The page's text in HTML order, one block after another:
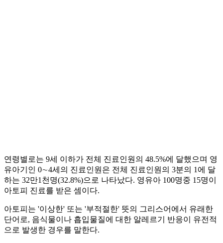
연령별로는 9세 이하가 전체 진료인원의 48.5%에 달했으며 영
유아기인 0∼4세의 진료인원은 전체 진료인원의 3분의 1에 달
하는 32만1천명(32.8%)으로 나타났다. 영유아 100명중 15명이
아토피 진료를 받은 셈이다.
아토피는 '이상한' 또는 '부적절한' 뜻의 그리스어에서 유래한
단어로, 음식물이나 흡입물질에 대한 알레르기 반응이 유전적
으로 발생한 경우를 말한다.